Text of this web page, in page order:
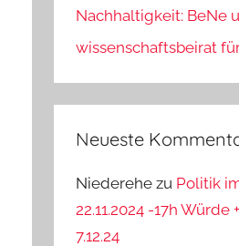
Nachhaltigkeit: BeNe
wissenschaftsbeirat
Neueste
Niederehe zu Politik
22.11.2024 -17h Würde
7.12.24